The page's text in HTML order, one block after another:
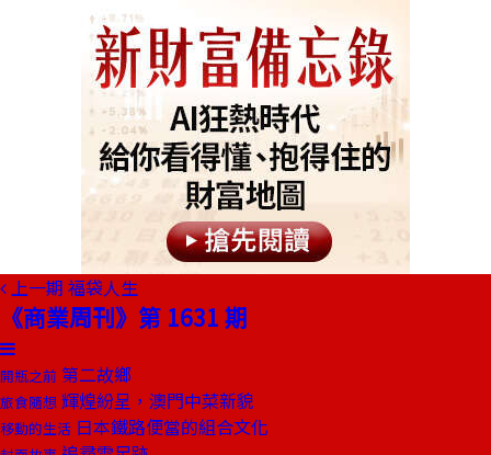
上一期 福袋人生
《商業周刊》第 1631 期
開瓶之前 第二故鄉
旅食隨想 輝煌紛呈，澳門中菜新貌
移動的生活 日本鐵路便當的組合文化